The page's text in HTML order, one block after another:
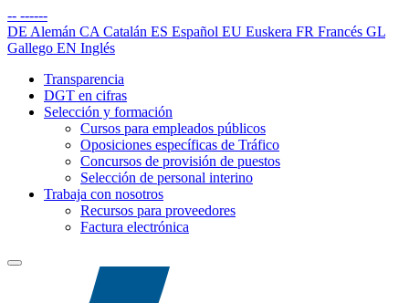
-- ------
DE Alemán CA Catalán ES Español EU Euskera FR Francés GL
Gallego EN Inglés
Transparencia
DGT en cifras
Selección y formación
Cursos para empleados públicos
Oposiciones específicas de Tráfico
Concursos de provisión de puestos
Selección de personal interino
Trabaja con nosotros
Recursos para proveedores
Factura electrónica